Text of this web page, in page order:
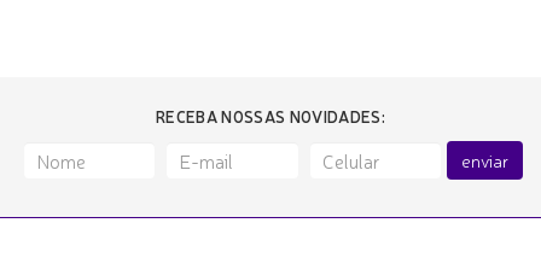
RECEBA NOSSAS NOVIDADES:
enviar